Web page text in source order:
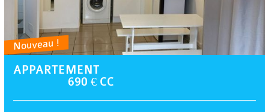
Nouveau !
APPARTEMENT
690 € CC